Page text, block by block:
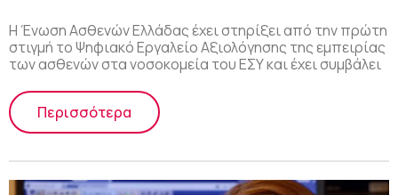
Η Ένωση Ασθενών Ελλάδας έχει στηρίξει από την πρώτη
στιγμή το Ψηφιακό Εργαλείο Αξιολόγησης της εμπειρίας
των ασθενών στα νοσοκομεία του ΕΣΥ και έχει συμβάλει
Περισσότερα